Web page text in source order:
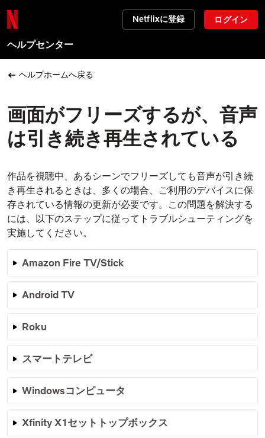
Netflixに登録 ログイン
ヘルプセンター
ヘルプホームへ戻る
画面がフリーズするが、音声
は引き続き再生されている
作品を視聴中、あるシーンでフリーズしても音声が引き続
き再生されるときは、多くの場合、ご利用のデバイスに保
存されている情報の更新が必要です。この問題を解決する
には、以下のステップに従ってトラブルシューティングを
実施してください。
Amazon Fire TV/Stick
Android TV
Roku
スマートテレビ
Windowsコンピュータ
Xfinity X1セットトップボックス